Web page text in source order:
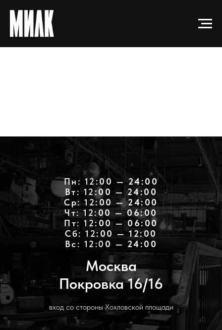
Пн: 12:00 — 24:00
Вт: 12:00 — 24:00
Ср: 12:00 — 24:00
Чт: 12:00 — 06:00
Пт: 12:00 — 06:00
Cб: 12:00 — 12:00
Вс: 12:0 0 — 24:00
Москва
Покровка 16/16
вход со стороны Хохловской площади